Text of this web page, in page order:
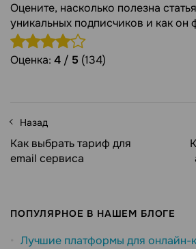
Оцените, насколько полезна
уникальных подписчиков и как он
Оценка: 4 / 5 (134)
Назад
Как выбрать тариф для
email сервиса
ПОПУЛЯРНОЕ В НАШЕМ БЛОГЕ
Лучшие платформы для онлайн-